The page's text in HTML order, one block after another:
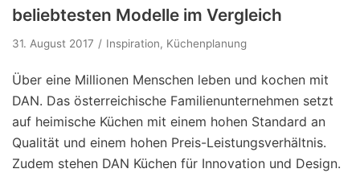
beliebtesten Modelle im Vergleich
31. August 2017 Inspiration, Küchenplanung
Über eine Millionen Menschen leben und kochen mit
DAN. Das österreichische Familienunternehmen setzt
auf heimische Küchen mit einem hohen Standard an
Qualität und einem hohen Preis-Leistungsverhältnis.
Zudem stehen DAN Küchen für Innovation und Design.